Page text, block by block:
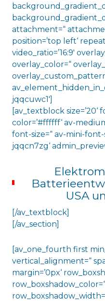
attachment=“
position=’top left‘
video_ratio=’16:9′
overlay_color=“
jqqcuwc1′]
[av_textblock size=’20‘
color=’#ffffff‘ av-
font-size=“ av-mini-font-
jqqcn7zg‘
USA
[/av_textblock]
[/av_section]
[av_one_fourth first
vertical_alignment=“
margin=’0px‘